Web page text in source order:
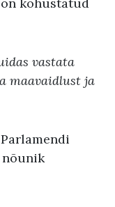
vastata
maavaidlust ja
nõunik